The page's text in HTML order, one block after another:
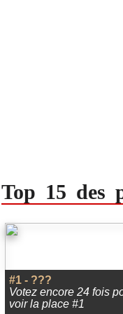
Top 15 des
#1 - ???
Votez encore 24 fois
voir la place #1